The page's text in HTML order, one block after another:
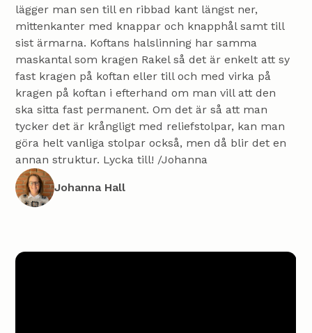
lägger man sen till en ribbad kant längst ner,
mittenkanter med knappar och knapphål samt till
sist ärmarna. Koftans halslinning har samma
maskantal som kragen Rakel så det är enkelt att sy
fast kragen på koftan eller till och med virka på
kragen på koftan i efterhand om man vill att den
ska sitta fast permanent. Om det är så att man
tycker det är krångligt med reliefstolpar, kan man
göra helt vanliga stolpar också, men då blir det en
annan struktur. Lycka till! /Johanna
Johanna Hall